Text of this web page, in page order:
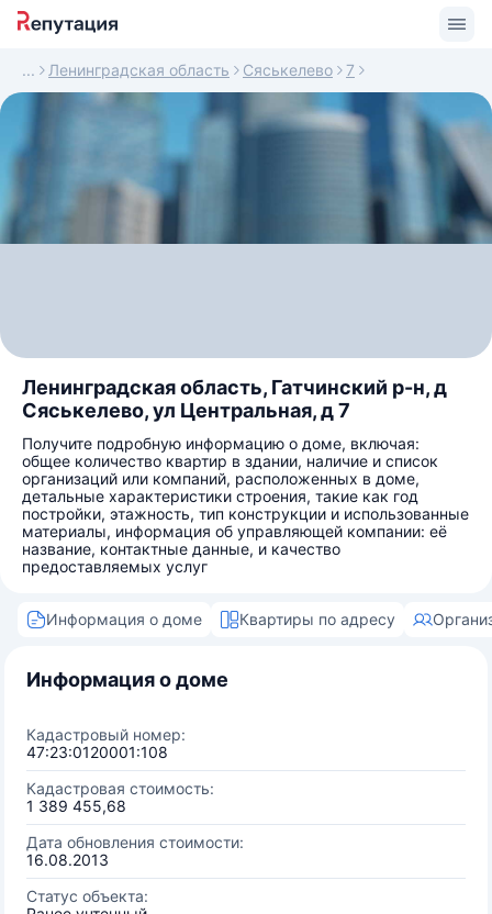
Ленинградская область Сяськелево 7
Ленинградская область, Гатчинский р-н, д
Сяськелево, ул Центральная, д 7
Получите подробную информацию о доме, включая:
общее количество квартир в здании, наличие и список
организаций или компаний, расположенных в доме,
детальные характеристики строения, такие как год
постройки, этажность, тип конструкции и использованные
материалы, информация об управляющей компании: её
название, контактные данные, и качество
предоставляемых услуг
Информация о доме Квартиры по адресу
Информация о доме
Кадастровый номер:
47:23:0120001:108
Кадастровая стоимость:
1 389 455,68
Дата обновления стоимости:
16.08.2013
Статус объекта: